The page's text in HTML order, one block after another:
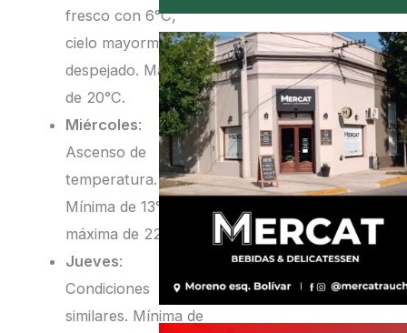
fresco con 6°C,
cielo mayormente
despejado. Máxima
de 20°C.
Miércoles:
Ascenso de
temperatura.
Mínima de 13°C y
máxima de 22°C.
Jueves:
Condiciones
similares. Mínima de